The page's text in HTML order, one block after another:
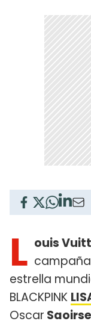
L ouis
estrella
BLACKPINK
Oscar